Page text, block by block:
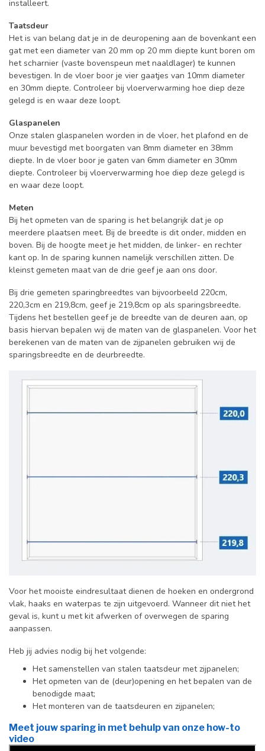
installeert.
Taatsdeur
Het is van belang dat je in de deuropening aan de bovenkant een
gat met een diameter van 20 mm op 20 mm diepte kunt boren om
het scharnier (vaste bovenspeun met naaldlager) te kunnen
bevestigen. In de vloer boor je vier gaatjes van 10mm diameter
en 30mm diepte. Controleer bij vloerverwarming hoe diep deze
gelegd is en waar deze loopt.
Glaspanelen
Onze stalen glaspanelen worden in de vloer, het plafond en de
muur bevestigd met boorgaten van 8mm diameter en 38mm
diepte. In de vloer boor je gaten van 6mm diameter en 30mm
diepte. Controleer bij vloerverwarming hoe diep deze gelegd is
en waar deze loopt.
Meten
Bij het opmeten van de sparing is het belangrijk dat je op
meerdere plaatsen meet. Bij de breedte is dit onder, midden en
boven. Bij de hoogte meet je het midden, de linker- en rechter
kant op. In de sparing kunnen namelijk verschillen zitten. De
kleinst gemeten maat van de drie geef je aan ons door.
Bij drie gemeten sparingbreedtes van bijvoorbeeld 220cm,
220,3cm en 219,8cm, geef je 219,8cm op als sparingsbreedte.
Tijdens het bestellen geef je de breedte van de deuren aan, op
basis hiervan bepalen wij de maten van de glaspanelen. Voor het
berekenen van de maten van de zijpanelen gebruiken wij de
sparingsbreedte en de deurbreedte.
Voor het mooiste eindresultaat dienen de hoeken en ondergrond
vlak, haaks en waterpas te zijn uitgevoerd. Wanneer dit niet het
geval is, kunt u met kit afwerken of overwegen de sparing
aanpassen.
Heb jij advies nodig bij het volgende:
Het samenstellen van stalen taatsdeur met zijpanelen;
Het opmeten van de (deur)opening en het bepalen van de
benodigde maat;
Het monteren van de taatsdeuren en zijpanelen;
Meet jouw sparing in met behulp van onze how-to
video